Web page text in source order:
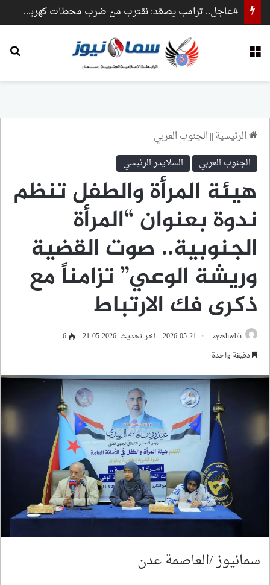
#عاجل.. ترامب يصعّد: نقترب من ضرب محطات كهرباء وجسور داخل إيران
الرئيسية||الجنوب العربي
الجنوب العربي السلايدر الرئيسي
هيئة المرأة والطفل تنظم
ندوة بعنوان “المرأة
الجنوبية.. صوت القضية
وريشة الوعي” تزامناً مع
ذكرى فك الارتباط
zyzshwbh
2026-05-21 آخر تحديث: 2026-05-21
6
دقيقة واحدة
سمانيوز /العاصمة عدن